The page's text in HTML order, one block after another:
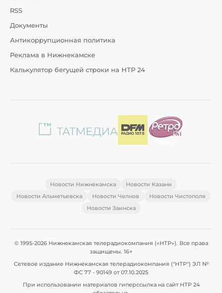
RSS
Документы
Антикоррупционная политика
Реклама в Нижнекамске
Калькулятор бегущей строки на НТР 24
Новости Нижнекамска
Новости Казани
Новости Альметьевска
Новости Челнов
Новости Чистополя
Новости Заинска
© 1995-2026 Нижнекамская телерадиокомпания («НТР»). Все права
защищены. 16+
Сетевое издание Нижнекамская телерадиокомпания ("НТР") ЭЛ №
ФС 77 - 90149 от 07.10.2025
При использовании материалов гиперссылка на сайт НТР 24